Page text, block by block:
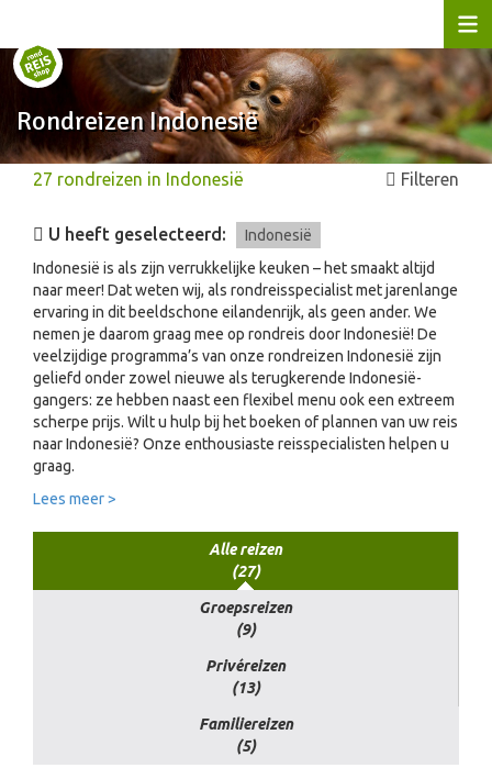
Rondreizen Indonesië
27 rondreizen in Indonesië Filteren
U heeft geselecteerd:
Indonesië
Indonesië is als zijn verrukkelijke keuken – het smaakt altijd
naar meer! Dat weten wij, als rondreisspecialist met jarenlange
ervaring in dit beeldschone eilandenrijk, als geen ander. We
nemen je daarom graag mee op rondreis door Indonesië! De
veelzijdige programma’s van onze rondreizen Indonesië zijn
geliefd onder zowel nieuwe als terugkerende Indonesië-
gangers: ze hebben naast een flexibel menu ook een extreem
scherpe prijs. Wilt u hulp bij het boeken of plannen van uw reis
naar Indonesië? Onze enthousiaste reisspecialisten helpen u
graag.
Lees meer >
Alle reizen
(27)
Groepsreizen
(9)
Privéreizen
(13)
Familiereizen
(5)